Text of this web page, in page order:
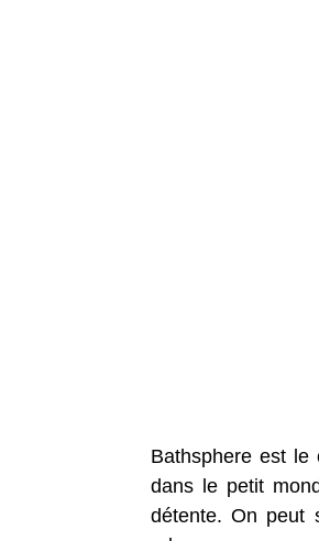
Bathsphere est le
dans le petit
détente. On peut